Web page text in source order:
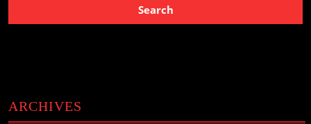
ARCHIVES